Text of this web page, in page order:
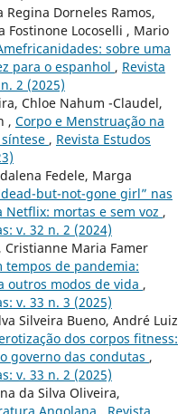
Dorneles Ramos,
Fostinone Locoselli , Mario
sobre uma
para o espanhol , Revista
2 (2025)
Chloe Nahum -Claudel,
, Corpo e Menstruação na
, Revista Estudos
Fedele, Marga
but-not-gone girl” nas
Netflix: mortas e sem voz ,
v. 32 n. 2 (2024)
Cristianne Maria Famer
tempos de pandemia:
outros modos de vida ,
v. 33 n. 3 (2025)
Silveira Bueno, André Luiz
dos corpos fitness:
governo das condutas ,
v. 33 n. 2 (2025)
da Silva Oliveira,